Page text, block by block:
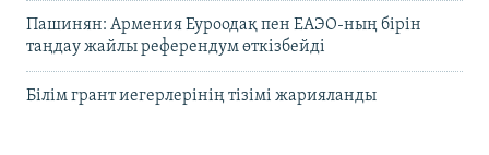
Пашинян: Армения Еуроодақ пен ЕАЭО-ның бірін
таңдау жайлы референдум өткізбейді
Білім грант иегерлерінің тізімі жарияланды